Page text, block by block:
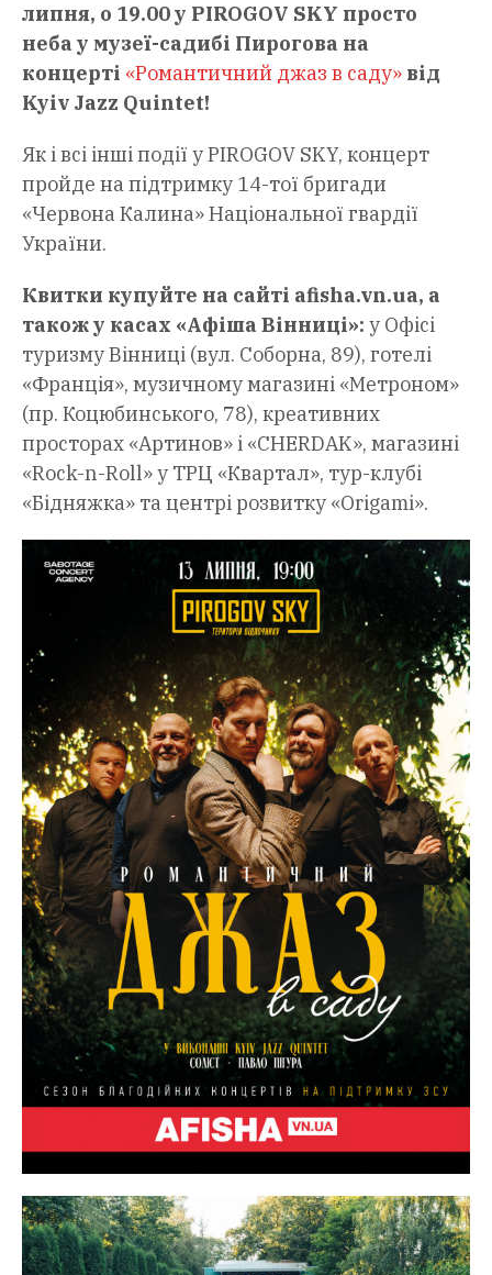
липня, о 19.00 у PIROGOV SKY просто
неба у музеї-садибі Пирогова на
концерті «Романтичний джаз в саду» від
Kyiv Jazz Quintet!
Як і всі інші події у PIROGOV SKY, концерт
пройде на підтримку 14-тої бригади
«Червона Калина» Національної гвардії
України.
Квитки купуйте на сайті afisha.vn.ua, а
також у касах «Афіша Вінниці»: у Офісі
туризму Вінниці (вул. Соборна, 89), готелі
«Франція», музичному магазині «Метроном»
(пр. Коцюбинського, 78), креативних
просторах «Артинов» і «CHERDAK», магазині
«Rock-n-Roll» у ТРЦ «Квартал», тур-клубі
«Бідняжка» та центрі розвитку «Origami».